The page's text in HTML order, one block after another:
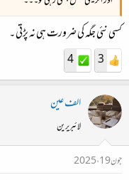
کسی نئی جگہ کی ضرورت ہی نہ پڑتی ۔
3
4
الف عین
لائبریرین
جون 19، 2025